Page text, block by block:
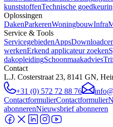
kunststoffenTechnische
Oplossingen
DakenParkerenWoningbouwInfra
Service & Tools
ServicegebiedenApps
werkenErkend applicateur zoeken
dakopleidingSchoonmaakadvies
Contact
L.J. Costerstraat 23, 8141 GN,
+31 (0) 572 72 88 76
ContactformulierContactformulier
abonnerenNieuwsbrief abonneren